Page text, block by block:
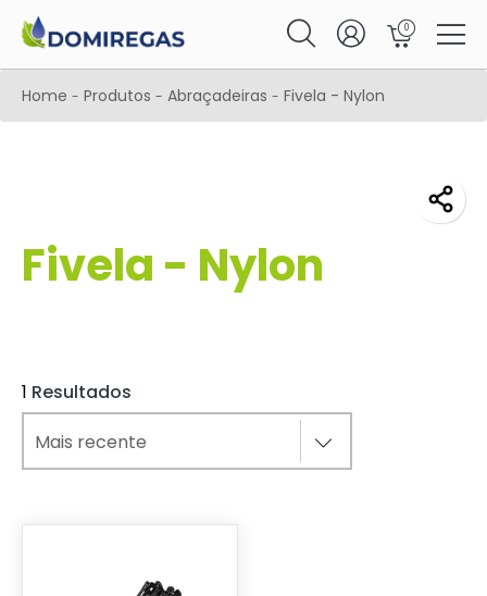
0
Home - Produtos - Abraçadeiras - Fivela - Nylon
Fivela - Nylon
1 Resultados